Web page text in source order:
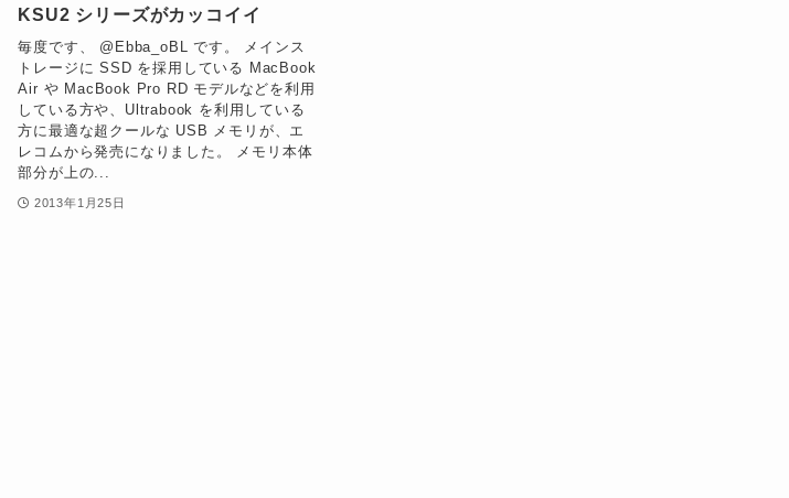
KSU2 シリーズがカッコイイ
毎度です、 @Ebba_oBL です。 メインス
トレージに SSD を採用している MacBook
Air や MacBook Pro RD モデルなどを利用
している方や、Ultrabook を利用している
方に最適な超クールな USB メモリが、エ
レコムから発売になりました。 メモリ本体
部分が上の...
2013年1月25日